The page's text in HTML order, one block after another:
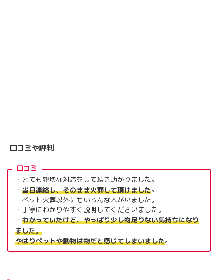
口コミや評判
口コミ
・とても親切な対応をして頂き助かりました。
・ 当日連絡し、そのまま火葬して頂けました。
・ペット火葬以外にもいろんな人がいました。
・丁寧にわかりやすく説明してくださいました。
・ わかっていたけど、やっぱり少し物足りない気持ちになり
ました。
やはりペットや動物は物だと感じてしまいました。